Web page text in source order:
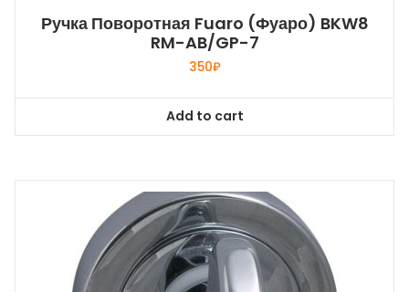
Ручка Поворотная Fuaro (Фуаро) BKW8
RM-AB/GP-7
350₽
Add to cart